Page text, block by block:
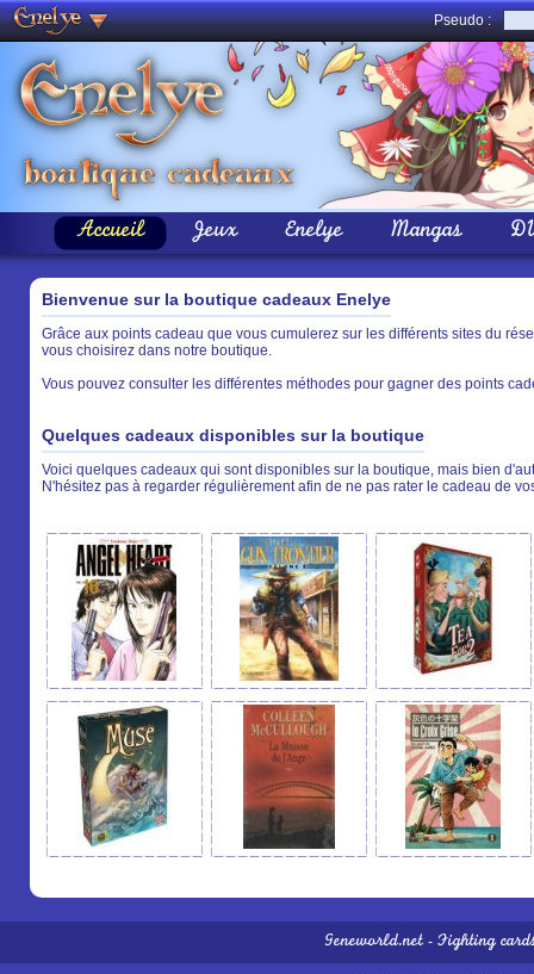
Pseudo :
Accueil Jeux Enelye Mangas
Bienvenue sur la boutique cadeaux Enelye
Grâce aux points cadeau que vous cumulerez sur les différents sites du
vous choisirez dans notre boutique.
Vous pouvez consulter les différentes méthodes pour gagner des points
Quelques cadeaux disponibles sur la boutique
Voici quelques cadeaux qui sont disponibles sur la boutique, mais bien
N'hésitez pas à regarder régulièrement afin de ne pas rater le cadeau de
Geneworld.net - Fighting